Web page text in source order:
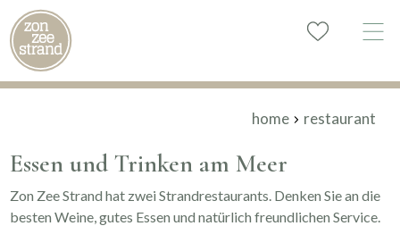
home restaurant
Essen und Trinken am Meer
Zon Zee Strand hat zwei Strandrestaurants. Denken Sie an die
besten Weine, gutes Essen und natürlich freundlichen Service.